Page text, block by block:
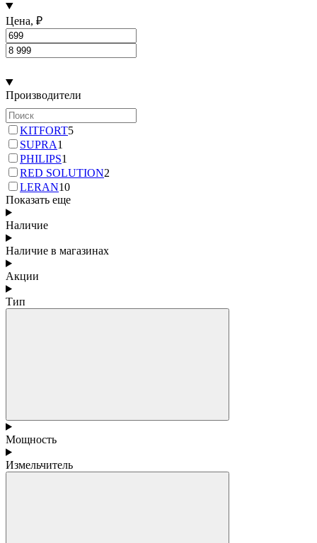
Цена, ₽
Производители
KITFORT5
SUPRA1
PHILIPS1
RED SOLUTION2
LERAN10
Показать еще
Наличие
Наличие в магазинах
Акции
Тип
Мощность
Измельчитель